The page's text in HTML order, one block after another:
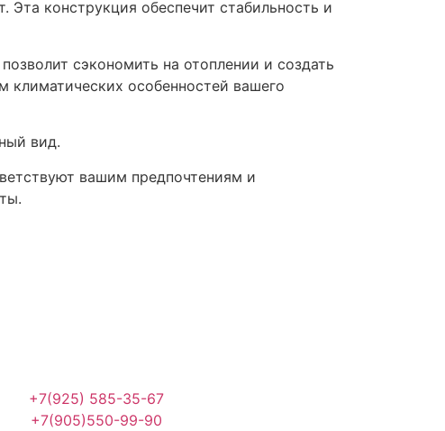
конструкция обеспечит стабильность и
сэкономить на отоплении и создать
климатических особенностей вашего
вид.
вашим предпочтениям и
+7(925) 585-35-67
+7(905)550-99-90